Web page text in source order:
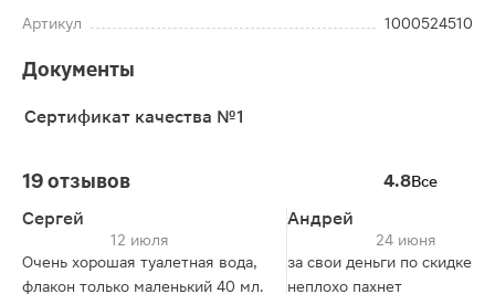
Артикул
1000524510
Документы
Сертификат качества №1
19 отзывов 4.8Все
Сергей
12 июля
Очень хорошая туалетная вода,
флакон только маленький 40 мл.
Андрей
24 июня
за свои деньги по скидке
неплохо пахнет